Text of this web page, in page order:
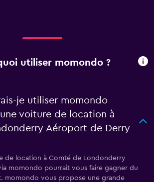
utiliser momondo ?
je utiliser momondo
voiture de location à
Aéroport de Derry
de location à Comté de Londonderry
momondo pourrait vous faire gagner du
momondo vous propose une grande